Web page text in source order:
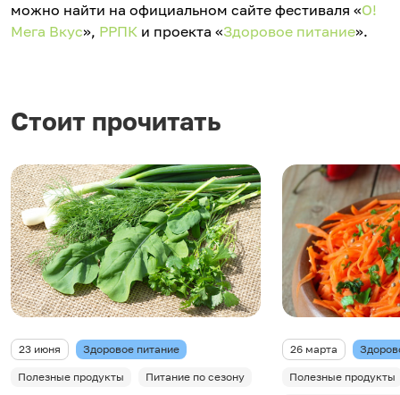
можно найти на официальном сайте фестиваля «О!
Мега Вкус», РРПК и проекта «Здоровое питание».
Стоит прочитать
23 июня Здоровое питание
Полезные продукты Питание по сезону
26 марта
Полезные продукты